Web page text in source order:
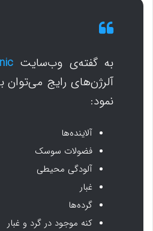
به گفته‌ی وب‌سایت
آلرژن‌های رایج می‌توان
نمود:
آلاینده‌ها
فضولات سوسک
آلودگی محیطی
غبار
گرده‌ها
کنه‌ موجود در گرد و غبار